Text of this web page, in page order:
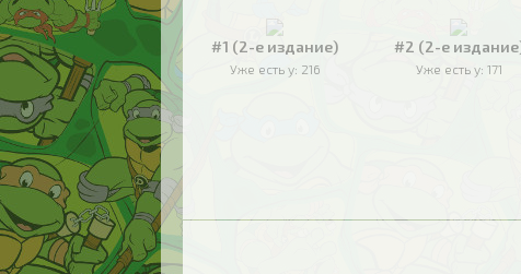
#1 (2-е издание)
Уже есть у: 216
#2 (2-е
Уже есть у: 171